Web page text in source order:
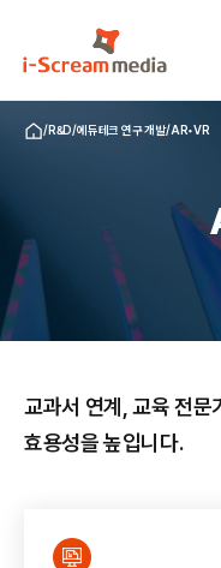
/R&D/에듀테크 연구 개발/AR•VR
교과서 연계, 교육 전문
효용성을 높입니다.